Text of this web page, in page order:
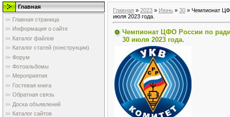
Главная
Главная страница
Информация о сайте
Каталог файлов
Каталог статей (конструкции)
Форум
Фотоальбомы
Мероприятия
Гостевая книга
Обратная связь
Доска объявлений
Каталог сайтов
Главная » 2023 » Июнь » 30 » Чемпионат
июля 2023 года.
Чемпионат ЦФО России по
30 июля 2023 года.